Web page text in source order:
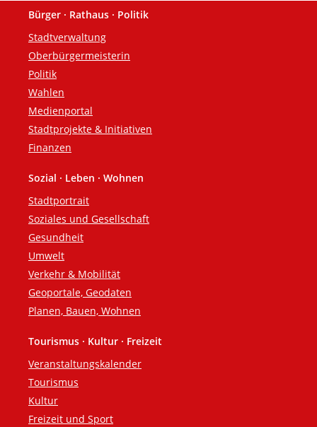
Fußzeile
Bürger · Rathaus · Politik
Stadtverwaltung
Oberbürgermeisterin
Politik
Wahlen
Medienportal
Stadtprojekte & Initiativen
Finanzen
Sozial · Leben · Wohnen
Stadtportrait
Soziales und Gesellschaft
Gesundheit
Umwelt
Verkehr & Mobilität
Geoportale, Geodaten
Planen, Bauen, Wohnen
Tourismus · Kultur · Freizeit
Veranstaltungskalender
Tourismus
Kultur
Freizeit und Sport